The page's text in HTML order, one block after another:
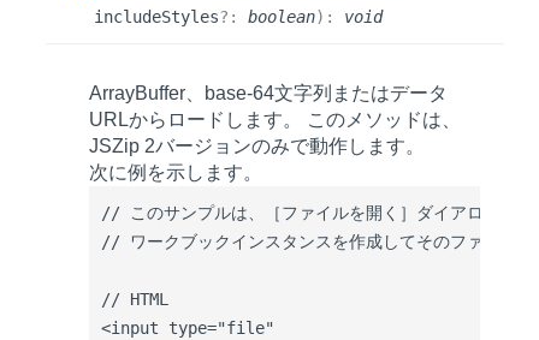
includeStyles?: boolean) : void
ArrayBuffer、base-64文字列またはデータ
URLからロードします。 このメソッドは、
JSZip 2バージョンのみで動作します。
次に例を示します。
// このサンプルは、［ファイルを開く］ダイアログで
// ワークブックインスタンスを作成してそのファイルを
// HTML
<input type="file"